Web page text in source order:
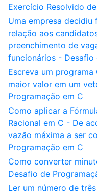
Exercício Resolvido
Uma empresa decidiu
relação aos
preenchimento de
funcionários - Desafio
Escreva um
maior valor em um
Programação em C
Como aplicar a
Racional em C - De
vazão máxima a ser
Programação em C
Como converter
Desafio de
Ler um número de